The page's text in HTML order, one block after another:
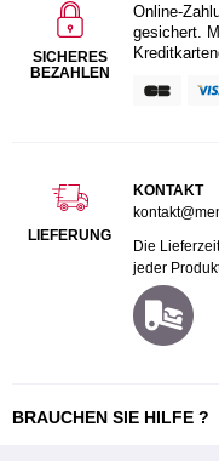
SICHERES
BEZAHLEN
Online-
gesichert.
LIEFERUNG
KONTAKT
Die
jeder
BRAUCHEN SIE HILFE ?